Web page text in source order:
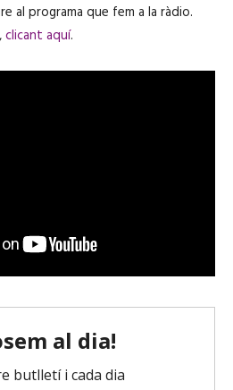
al programa que fem a la ràdio.
clicant aquí.